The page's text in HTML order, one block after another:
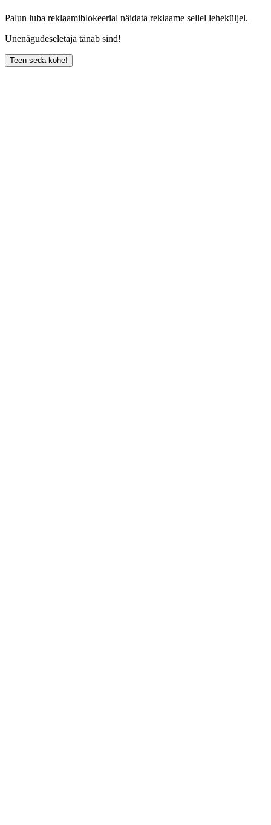
Palun luba reklaamiblokeerial näidata reklaame sellel leheküljel.
Unenägudeseletaja tänab sind!
Teen seda kohe!